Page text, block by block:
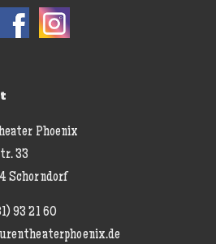
Phoenix
33
Schorndorf
93 21 60